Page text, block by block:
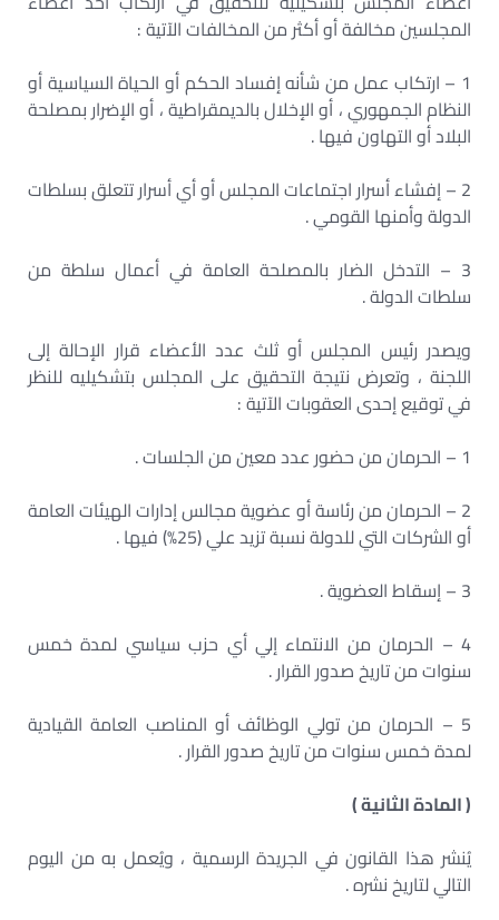
المجلسين مخالفة أو أكثر من المخالفات الآتية :
1 – ارتكاب عمل من شأنه إفساد الحكم أو الحياة السياسية أو
النظام الجمهوري ، أو الإخلال بالديمقراطية ، أو الإضرار بمصلحة
البلاد أو التهاون فيها .
2 – إفشاء أسرار اجتماعات المجلس أو أي أسرار تتعلق بسلطات
الدولة وأمنها القومي .
3 – التدخل الضار بالمصلحة العامة في أعمال سلطة من
سلطات الدولة .
ويصدر رئيس المجلس أو ثلث عدد الأعضاء قرار الإحالة إلى
اللجنة ، وتعرض نتيجة التحقيق على المجلس بتشكيليه للنظر
في توقيع إحدى العقوبات الآتية :
1 – الحرمان من حضور عدد معين من الجلسات .
2 – الحرمان من رئاسة أو عضوية مجالس إدارات الهيئات العامة
أو الشركات التي للدولة نسبة تزيد علي (25%) فيها .
3 – إسقاط العضوية .
4 – الحرمان من الانتماء إلي أي حزب سياسي لمدة خمس
سنوات من تاريخ صدور القرار .
5 – الحرمان من تولي الوظائف أو المناصب العامة القيادية
لمدة خمس سنوات من تاريخ صدور القرار .
( المادة الثانية )
يُنشر هذا القانون في الجريدة الرسمية ، ويُعمل به من اليوم
التالي لتاريخ نشره .